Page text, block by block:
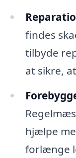
findes
tilbyde
at sikre,
hjælpe
forlænge